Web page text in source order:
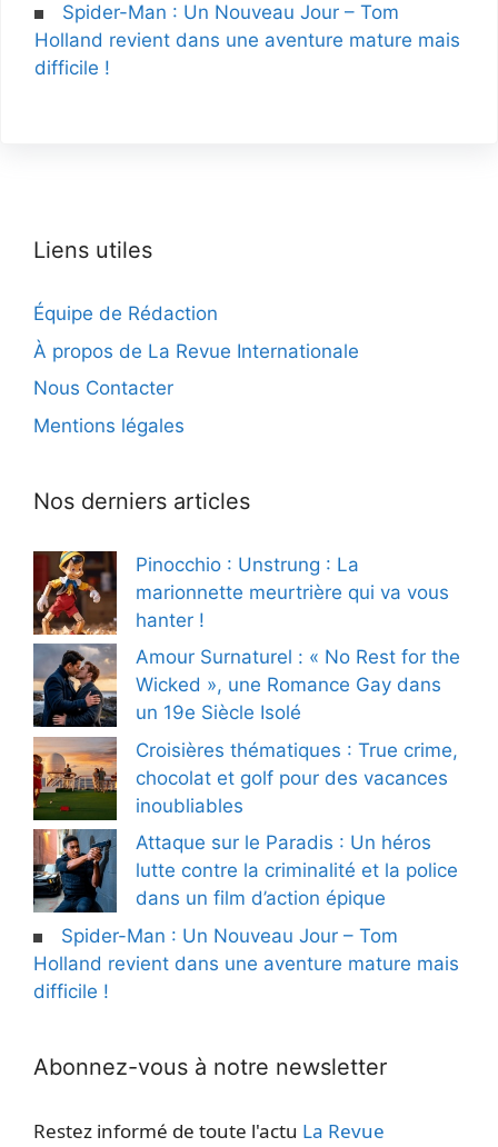
Spider-Man : Un Nouveau Jour – Tom
Holland revient dans une aventure mature mais
difficile !
Liens utiles
Équipe de Rédaction
À propos de La Revue Internationale
Nous Contacter
Mentions légales
Nos derniers articles
Pinocchio : Unstrung : La
marionnette meurtrière qui va vous
hanter !
Amour Surnaturel : « No Rest for the
Wicked », une Romance Gay dans
un 19e Siècle Isolé
Croisières thématiques : True crime,
chocolat et golf pour des vacances
inoubliables
Attaque sur le Paradis : Un héros
lutte contre la criminalité et la police
dans un film d’action épique
Spider-Man : Un Nouveau Jour – Tom
Holland revient dans une aventure mature mais
difficile !
Abonnez-vous à notre newsletter
Restez informé de toute l'actu La Revue